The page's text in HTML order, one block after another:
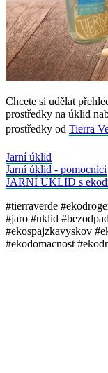
Chcete si udělat
prostředky na úklid
prostředky od Tierra
Jarní úklid
Jarní úklid - pomocníci
JARNÍ ÚKLID s
#tierraverde
#jaro #uklid
#ekospajzkavyskov
#ekodomacnost